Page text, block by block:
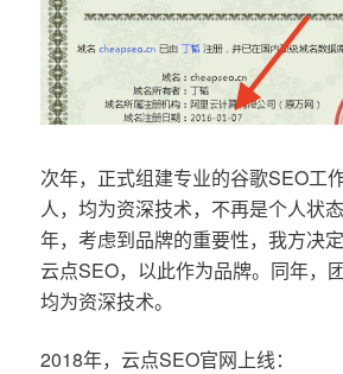
次年，正式组建专业的谷歌SEO工
人，均为资深技术，不再是个人状
年，考虑到品牌的重要性，我方决定
云点SEO，以此作为品牌。同年，
均为资深技术。
2018年，云点SEO官网上线：